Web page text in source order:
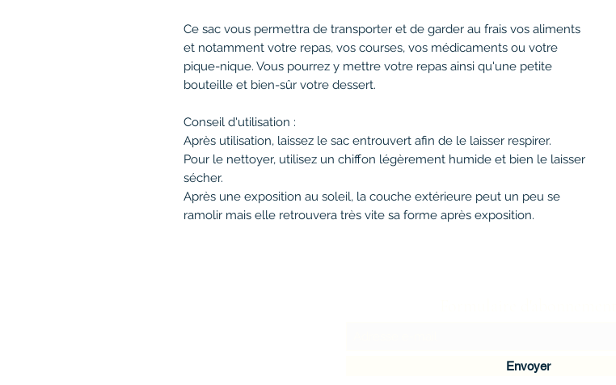
Ce sac vous permettra de transporter et de garder au frais vos aliments
et notamment votre repas, vos courses, vos médicaments ou votre
pique-nique. Vous pourrez y mettre votre repas ainsi qu'une petite
bouteille et bien-sûr votre dessert.
Conseil d'utilisation :
Après utilisation, laissez le sac entrouvert afin de le laisser respirer.
Pour le nettoyer, utilisez un chiffon légèrement humide et bien le laisser
sécher.
Après une exposition au soleil, la couche extérieure peut un peu se
ramolir mais elle retrouvera très vite sa forme après exposition.
Envoyer